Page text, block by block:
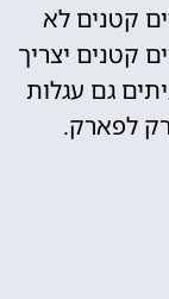
קטנים לא
קטנים יצריך
גם עגלות
לפארק.